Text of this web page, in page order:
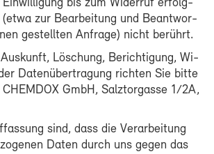
Ein­wil­li­gung bis zum Wi­der­ruf er­folg­
zur Be­ar­bei­tung und Be­ant­wor­
ge­stell­ten An­fra­ge) nicht be­rührt.
Lö­schung, Be­rich­ti­gung, Wi­
Da­ten­über­tra­gung rich­ten Sie bit­te
GmbH, Salztor­gas­se 1/2A,
sind, dass die Ver­ar­bei­tung
Da­ten durch uns ge­gen das